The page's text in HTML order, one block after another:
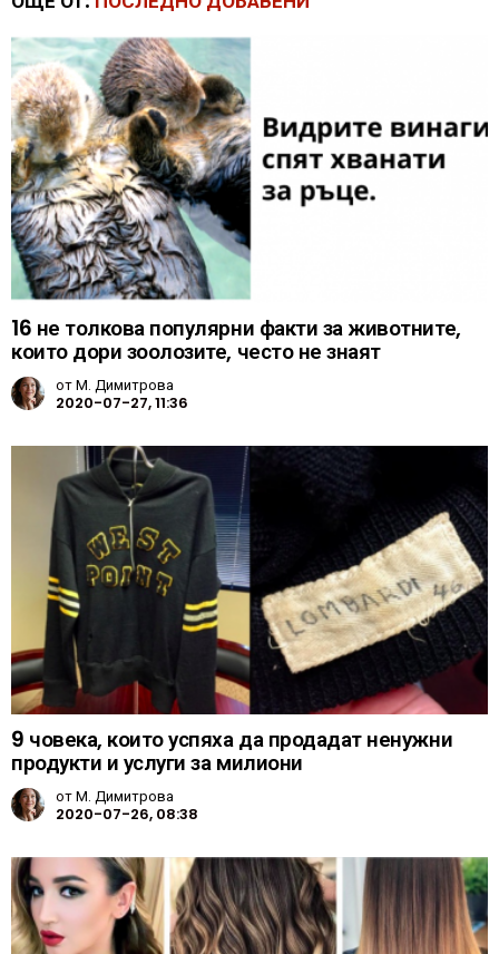
16 не толкова популярни факти за животните,
които дори зоолозите, често не знаят
отМ. Димитрова
2020-07-27, 11:36
9 човека, които успяха да продадат ненужни
продукти и услуги за милиони
отМ. Димитрова
2020-07-26, 08:38